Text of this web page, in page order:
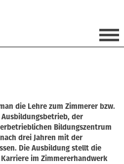
die Lehre zum Zimmerer bzw.
der
Bildungszentrum
drei Jahren mit der
Die Ausbildung stellt die
im Zimmererhandwerk